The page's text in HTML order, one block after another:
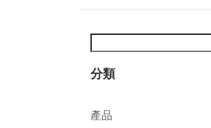
分類
產品